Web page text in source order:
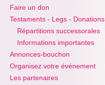
Faire un don
Testaments - Legs - Donations
Répartitions successorales
Informations importantes
Annonces-bouchon
Organisez votre événement
Les partenaires